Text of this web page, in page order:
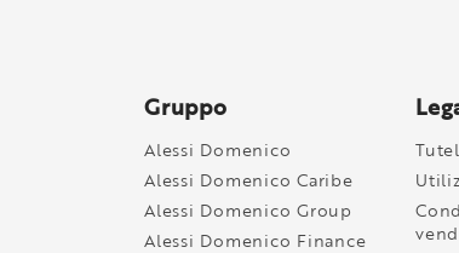
Gruppo
Alessi Domenico
Alessi Domenico Caribe
Alessi Domenico Group
Alessi Domenico Finance